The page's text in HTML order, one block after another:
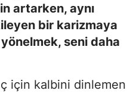
artarken, aynı
bir karizmaya
seni daha
için kalbini dinlemen